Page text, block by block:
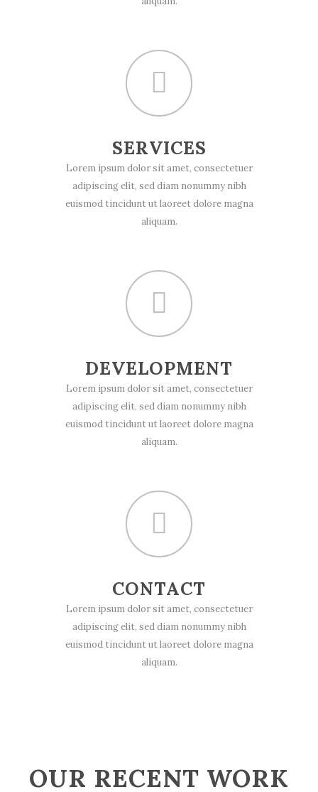
SERVICES
Lorem ipsum dolor sit amet, consectetuer
adipiscing elit, sed diam nonummy nibh
euismod tincidunt ut laoreet dolore magna
aliquam.
DEVELOPMENT
Lorem ipsum dolor sit amet, consectetuer
adipiscing elit, sed diam nonummy nibh
euismod tincidunt ut laoreet dolore magna
aliquam.
CONTACT
Lorem ipsum dolor sit amet, consectetuer
adipiscing elit, sed diam nonummy nibh
euismod tincidunt ut laoreet dolore magna
aliquam.
OUR RECENT WORK